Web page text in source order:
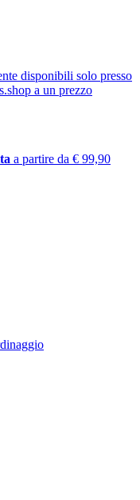
disponibili solo presso
a un prezzo
a partire da € 99,90